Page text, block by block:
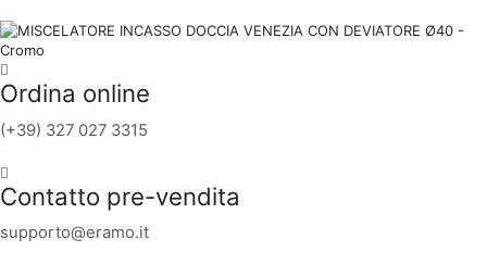
Ordina online
(+39) 327 027 3315
Contatto pre-vendita
supporto@eramo.it